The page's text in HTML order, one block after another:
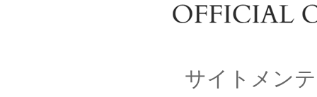
サイトメン